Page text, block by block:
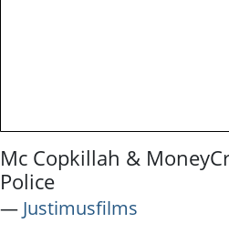
Mc Copkillah &
Police
― Justimusfilms